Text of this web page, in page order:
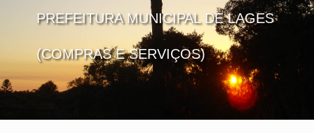
PREFEITURA MUNICIPAL DE LAGES
(COMPRAS E SERVIÇOS)